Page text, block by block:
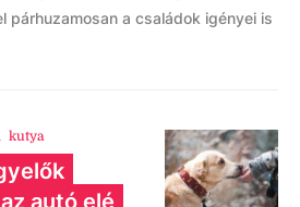
párhuzamosan a családok igényei is
kutya
autó elé